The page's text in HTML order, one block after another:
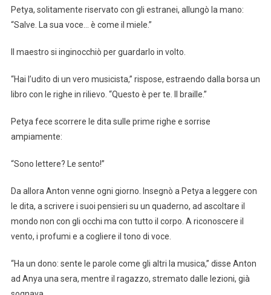
Petya, solitamente riservato con gli estranei, allungò la mano:
“Salve. La sua voce… è come il miele.”
Il maestro si inginocchiò per guardarlo in volto.
“Hai l’udito di un vero musicista,” rispose, estraendo dalla borsa un
libro con le righe in rilievo. “Questo è per te. Il braille.”
Petya fece scorrere le dita sulle prime righe e sorrise
ampiamente:
“Sono lettere? Le sento!”
Da allora Anton venne ogni giorno. Insegnò a Petya a leggere con
le dita, a scrivere i suoi pensieri su un quaderno, ad ascoltare il
mondo non con gli occhi ma con tutto il corpo. A riconoscere il
vento, i profumi e a cogliere il tono di voce.
“Ha un dono: sente le parole come gli altri la musica,” disse Anton
ad Anya una sera, mentre il ragazzo, stremato dalle lezioni, già